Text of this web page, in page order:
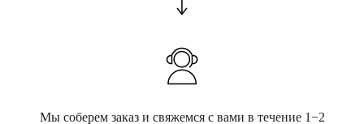
Мы соберем заказ и свяжемся с вами в течение 1−2